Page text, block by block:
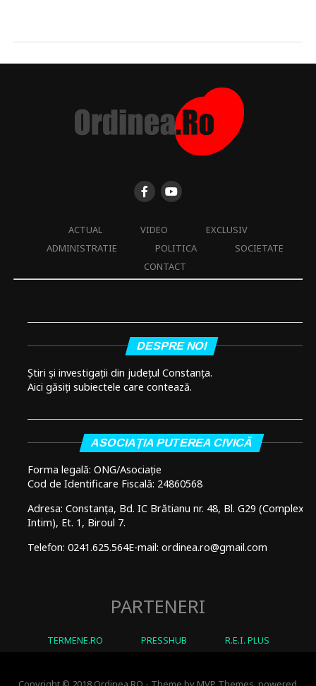
ACTUAL VIDEO
EXCLUSIV
ADMINISTRATIE
POLITICA
SOCIETATE
CONTACT
DESPRE NOI
Știri și investigații din județul Constanța.
Aici găsiți subiectele care contează.
ASOCIAȚIA PUTEREA CIVICĂ
Forma legală: ONG/Asociație
Cod de Identificare Fiscală: 24860568
Adresa: Constanța, Bd. IC Brătianu nr. 48, Bl. G29 (Complex
Intim), Et. 1, Biroul 7.
Telefon: 0241.625.564E-mail: ordinea.ro@gmail.com
PARTENERI
TERMENE.RO PRESSHUB R.E.I. PLUS